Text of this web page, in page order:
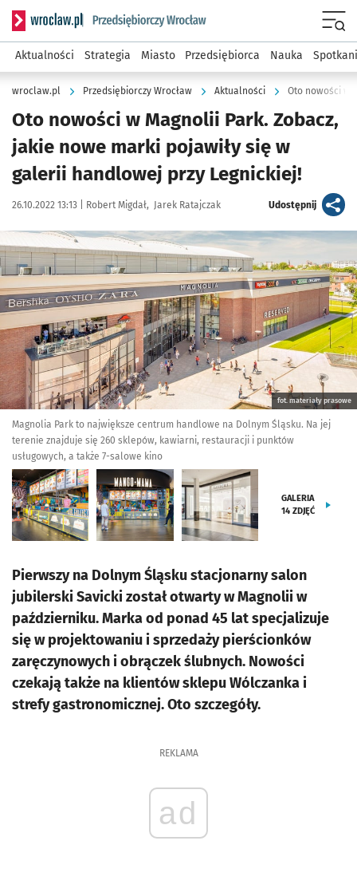
Serwis informacyjny wroclaw.pl podserwis: Strategia
Aktualności Strategia Miasto Przedsiębiorca Nauka
wroclaw.pl Przedsiębiorczy Wrocław Aktualności
Oto nowości w Magnolii Park. Zobacz,
jakie nowe marki pojawiły się w
galerii handlowej przy Legnickiej!
Data publikacji:
26.10.2022 13:13 | Autor:
Robert Migdał Jarek Ratajczak Udostępnijartykuł
Kliknij, aby zobaczyć galerię
fot. materiały prasowe
Magnolia Park to największe centrum handlowe na Dolnym Śląsku. Na jej
terenie znajduje się 260 sklepów, kawiarni, restauracji i punktów
usługowych, a także 7-salowe kino
GALERIA
14 ZDJĘĆ
Pierwszy na Dolnym Śląsku stacjonarny salon
jubilerski Savicki został otwarty w Magnolii w
październiku. Marka od ponad 45 lat specjalizuje
się w projektowaniu i sprzedaży pierścionków
zaręczynowych i obrączek ślubnych. Nowości
czekają także na klientów sklepu Wólczanka i
strefy gastronomicznej. Oto szczegóły.
REKLAMA
ad